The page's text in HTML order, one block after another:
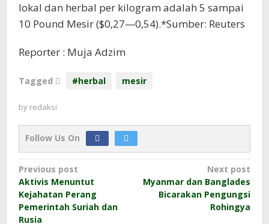
lokal dan herbal per kilogram adalah 5 sampai
10 Pound Mesir ($0,27—0,54).*Sumber: Reuters
Reporter : Muja Adzim
Tagged #herbal mesir
by redaksi
Follow Us On
Post
navigation
Previous post
Aktivis Menuntut
Kejahatan Perang
Pemerintah Suriah dan
Rusia
Next post
Myanmar dan Banglades
Bicarakan Pengungsi
Rohingya